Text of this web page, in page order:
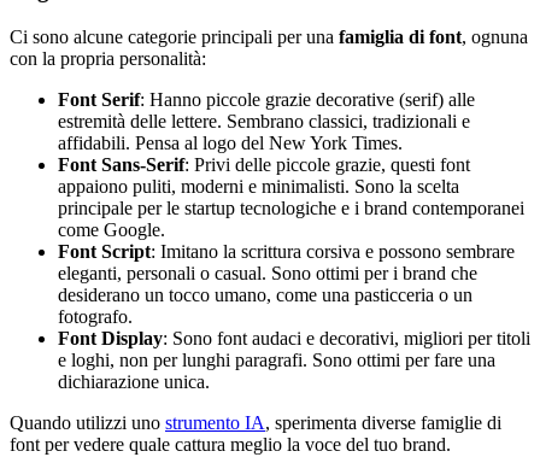
Ci sono alcune categorie principali per una famiglia di font, ognuna
con la propria personalità:
Font Serif: Hanno piccole grazie decorative (serif) alle
estremità delle lettere. Sembrano classici, tradizionali e
affidabili. Pensa al logo del New York Times.
Font Sans-Serif: Privi delle piccole grazie, questi font
appaiono puliti, moderni e minimalisti. Sono la scelta
principale per le startup tecnologiche e i brand contemporanei
come Google.
Font Script: Imitano la scrittura corsiva e possono sembrare
eleganti, personali o casual. Sono ottimi per i brand che
desiderano un tocco umano, come una pasticceria o un
fotografo.
Font Display: Sono font audaci e decorativi, migliori per titoli
e loghi, non per lunghi paragrafi. Sono ottimi per fare una
dichiarazione unica.
Quando utilizzi uno strumento IA, sperimenta diverse famiglie di
font per vedere quale cattura meglio la voce del tuo brand.